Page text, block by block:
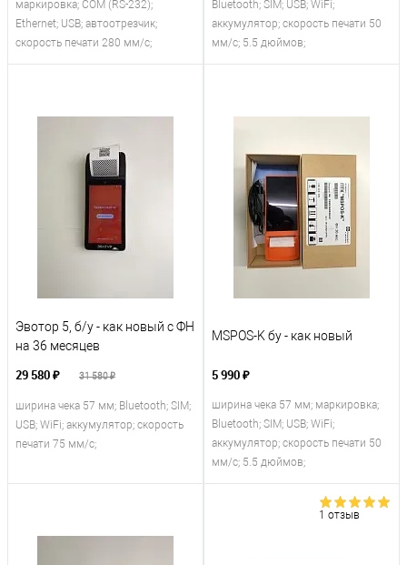
маркировка; COM (RS-232);
Ethernet; USB; автоотрезчик;
скорость печати 280 мм/с;
Bluetooth; SIM; USB; WiFi;
аккумулятор; скорость печати 50
мм/с; 5.5 дюймов;
Эвотор 5, б/у - как новый с ФН
на 36 месяцев
29 580 ₽ 31 580 ₽
ширина чека 57 мм; Bluetooth; SIM;
USB; WiFi; аккумулятор; скорость
печати 75 мм/с;
MSPOS-K бу - как новый
5 990 ₽
ширина чека 57 мм; маркировка;
Bluetooth; SIM; USB; WiFi;
аккумулятор; скорость печати 50
мм/с; 5.5 дюймов;
1 отзыв